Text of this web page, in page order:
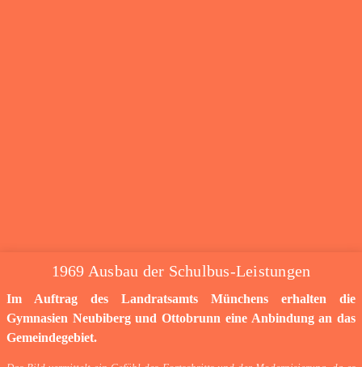
1969 Ausbau der Schulbus-Leistungen
Im Auftrag des Landratsamts Münchens erhalten die
Gymnasien Neubiberg und Ottobrunn eine Anbindung an das
Gemeindegebiet.